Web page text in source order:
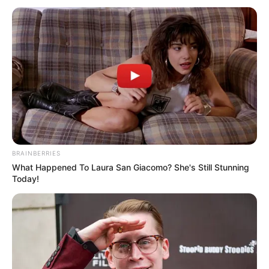
BRAINBERRIES
What Happened To Laura San Giacomo? She's Still Stunning
Today!